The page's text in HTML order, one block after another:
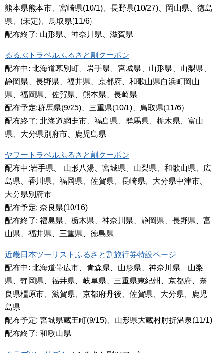
熊本県熊本市、宮崎県(10/1)、長野県(10/27)、岡山県、徳島
県、(未定)、鳥取県(11/6)
配布終了: 山形県、神奈川県、滋賀県
るるぶトラベルふるさと割クーポン
配布中: 北海道幕別町、岩手県、宮城県、山形県、山梨県、
静岡県、長野県、福井県、京都府、和歌山県白浜町岡山
県、福岡県、佐賀県、熊本県、長崎県
配布予定:群馬県(9/25)、三重県(10/1)、鳥取県(11/6）
配布終了: 北海道網走市、福島県、群馬県、栃木県、富山
県、大分県別府市、鹿児島県
ヤフートラベルふるさと割クーポン
配布中:岩手県、 山形八湯、宮城県、山梨県、和歌山県、広
島県、香川県、福岡県、佐賀県、長崎県、大分県中津市、
大分県別府市
配布予定: 奈良県(10/16)
配布終了: 福島県、栃木県、神奈川県、静岡県、長野県、富
山県、福井県、三重県、徳島県
近畿日本ツーリストふるさと割旅行券特設ページ
配布中: 北海道帯広市、青森県、山形県、神奈川県、山梨
県、静岡県、福井県、岐阜県、三重県東紀州、京都府、奈
良県橿原市、滋賀県、京都府丹後、佐賀県、大分県、鹿児
島県
配布予定: 宮城県蔵王町(9/15)、山形県大蔵村肘折温泉(11/1)
配布終了: 和歌山県